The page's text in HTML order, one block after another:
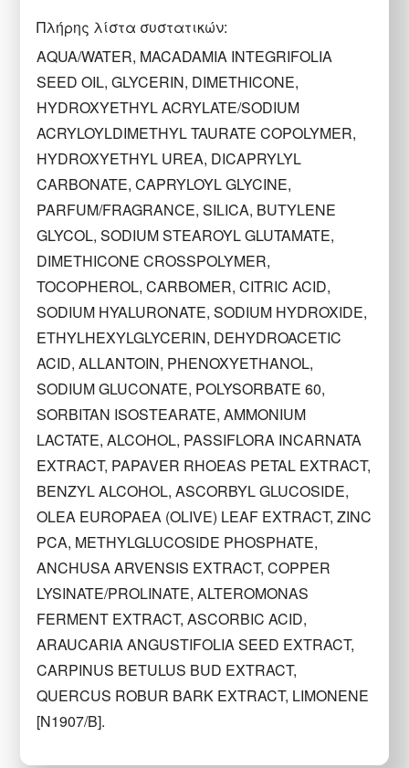
Πλήρης λίστα συστατικών:
AQUA/WATER, MACADAMIA INTEGRIFOLIA
SEED OIL, GLYCERIN, DIMETHICONE,
HYDROXYETHYL ACRYLATE/SODIUM
ACRYLOYLDIMETHYL TAURATE COPOLYMER,
HYDROXYETHYL UREA, DICAPRYLYL
CARBONATE, CAPRYLOYL GLYCINE,
PARFUM/FRAGRANCE, SILICA, BUTYLENE
GLYCOL, SODIUM STEAROYL GLUTAMATE,
DIMETHICONE CROSSPOLYMER,
TOCOPHEROL, CARBOMER, CITRIC ACID,
SODIUM HYALURONATE, SODIUM HYDROXIDE,
ETHYLHEXYLGLYCERIN, DEHYDROACETIC
ACID, ALLANTOIN, PHENOXYETHANOL,
SODIUM GLUCONATE, POLYSORBATE 60,
SORBITAN ISOSTEARATE, AMMONIUM
LACTATE, ALCOHOL, PASSIFLORA INCARNATA
EXTRACT, PAPAVER RHOEAS PETAL EXTRACT,
BENZYL ALCOHOL, ASCORBYL GLUCOSIDE,
OLEA EUROPAEA (OLIVE) LEAF EXTRACT, ZINC
PCA, METHYLGLUCOSIDE PHOSPHATE,
ANCHUSA ARVENSIS EXTRACT, COPPER
LYSINATE/PROLINATE, ALTEROMONAS
FERMENT EXTRACT, ASCORBIC ACID,
ARAUCARIA ANGUSTIFOLIA SEED EXTRACT,
CARPINUS BETULUS BUD EXTRACT,
QUERCUS ROBUR BARK EXTRACT, LIMONENE
[N1907/B].